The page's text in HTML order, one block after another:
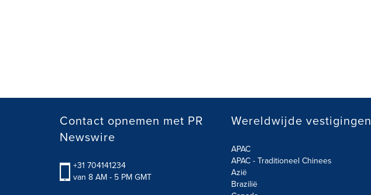
Contact opnemen met PR
Newswire
+31 704141234
van 8 AM - 5 PM GMT
Wereldwijde vestigingen
APAC
APAC - Traditioneel Chinees
Azië
Brazilië